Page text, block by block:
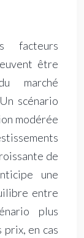
facteurs
être
marché
scénario
modérée
de
une
entre
plus
en cas